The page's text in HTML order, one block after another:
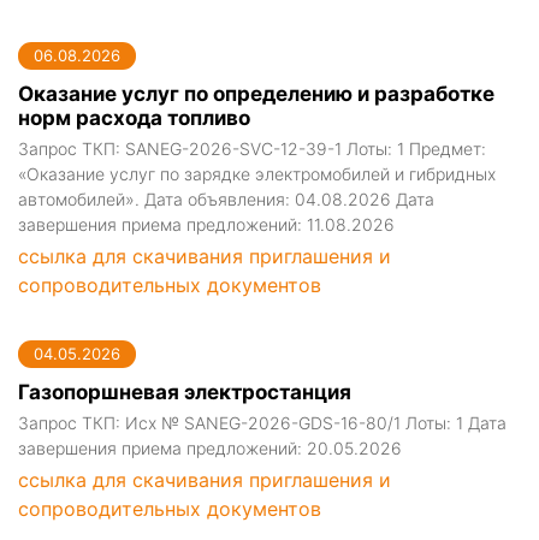
06.08.2026
Оказание услуг по определению и разработке
норм расхода топливо
Запрос ТКП: SANEG-2026-SVC-12-39-1 Лоты: 1 Предмет:
«Оказание услуг по зарядке электромобилей и гибридных
автомобилей». Дата объявления: 04.08.2026 Дата
завершения приема предложений: 11.08.2026
ссылка для скачивания приглашения и
сопроводительных документов
04.05.2026
Газопоршневая электростанция
Запрос ТКП: Исх № SANEG-2026-GDS-16-80/1 Лоты: 1 Дата
завершения приема предложений: 20.05.2026
ссылка для скачивания приглашения и
сопроводительных документов